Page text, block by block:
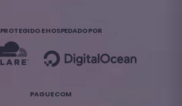
PROTEGIDO E HOSPEDADO POR
PAGUE COM